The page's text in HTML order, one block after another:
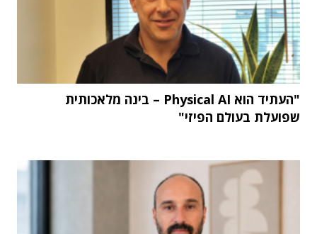
"העתיד הוא Physical AI – בינה מלאכותית
שפועלת בעולם הפיזי"